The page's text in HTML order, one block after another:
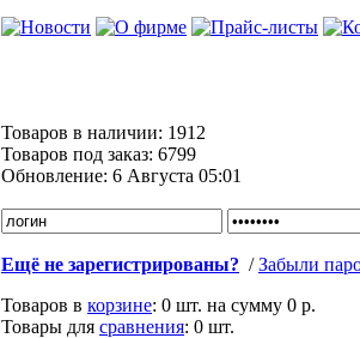
Товаров в наличии: 1912
Товаров под заказ: 6799
Обновление: 6 Августа 05:01
Ещё не зарегистрированы? /Забыли
Товаров в корзине: 0 шт. на сумму 0 р.
Товары для сравнения: 0 шт.